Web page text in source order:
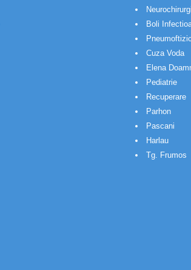
Boli
Cuza Voda
Elena
Pediatrie
Recuperare
Parhon
Pascani
Harlau
Tg. Frumos